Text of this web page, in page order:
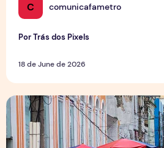
C comunicafametro
Por Trás dos Pixels
18 de June de 2026
Copa aquece vendas em setores